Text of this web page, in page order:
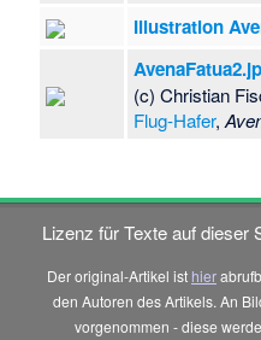
Illustration
(c) Christian
Flug-Hafer,
Lizenz für Texte auf dieser
Der original-Artikel ist hier
den Autoren des Artikels. An
vorgenommen - diese